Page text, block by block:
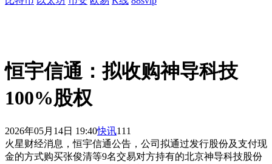
恒宇信通：拟收购神导科技
100%股权
2026年05月14日 19:40快讯111
火星财经消息，恒宇信通公告，公司拟通过发行股份及支付现
金的方式购买张俊清等9名交易对方持有的北京神导科技股份